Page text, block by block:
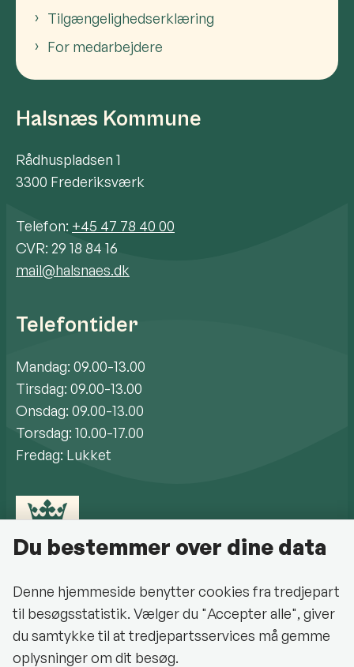
Tilgængelighedserklæring
For medarbejdere
Halsnæs Kommune
Rådhuspladsen 1
3300 Frederiksværk
Telefon: +45 47 78 40 00
CVR: 29 18 84 16
mail@halsnaes.dk
Telefontider
Mandag: 09.00-13.00
Tirsdag: 09.00-13.00
Onsdag: 09.00-13.00
Torsdag: 10.00-17.00
Fredag: Lukket
Cookiepolitik
Du bestemmer over dine data
Denne hjemmeside benytter cookies fra tredjepart
til besøgsstatistik. Vælger du "Accepter alle", giver
du samtykke til at tredjepartsservices må gemme
oplysninger om dit besøg.